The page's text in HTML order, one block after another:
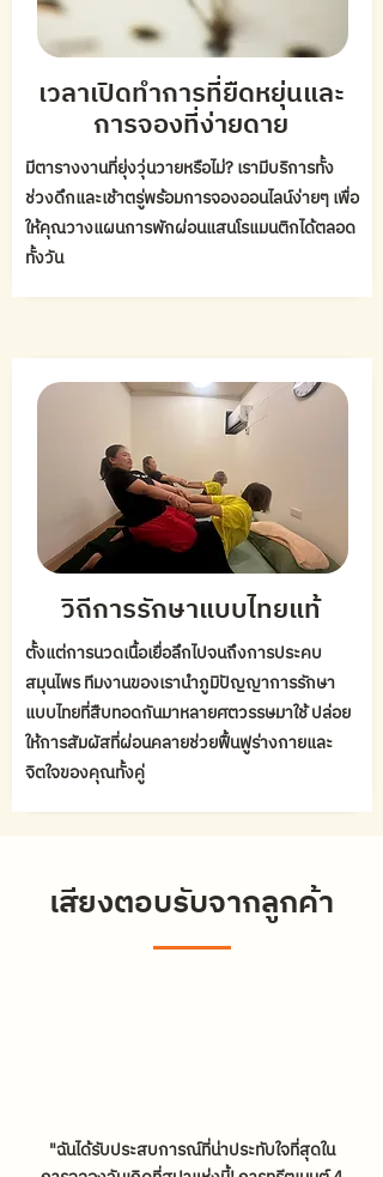
เวลาเปิดทำการที่ยืดหยุ่นและ
การจองที่ง่ายดาย
มีตารางงานที่ยุ่งวุ่นวายหรือไม่? เรามีบริการทั้ง
ช่วงดึกและเช้าตรู่พร้อมการจองออนไลน์ง่ายๆ เพื่อ
ให้คุณวางแผนการพักผ่อนแสนโรแมนติกได้ตลอด
ทั้งวัน
วิถีการรักษาแบบไทยแท้
ตั้งแต่การนวดเนื้อเยื่อลึกไปจนถึงการประคบ
สมุนไพร ทีมงานของเรานำภูมิปัญญาการรักษา
แบบไทยที่สืบทอดกันมาหลายศตวรรษมาใช้ ปล่อย
ให้การสัมผัสที่ผ่อนคลายช่วยฟื้นฟูร่างกายและ
จิตใจของคุณทั้งคู่
เสียงตอบรับจากลูกค้า
"ฉันได้รับประสบการณ์ที่น่าประทับใจที่สุดใน